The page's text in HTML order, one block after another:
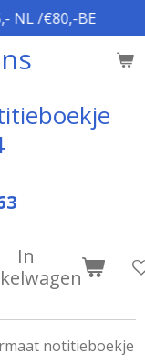
NL /€80,-BE
In
notitieboekje